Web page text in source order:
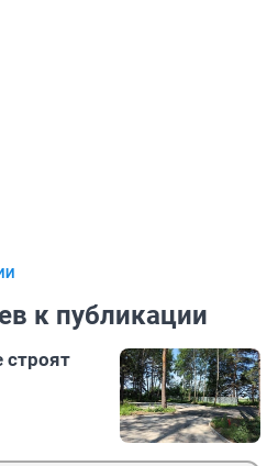
к публикации
строят